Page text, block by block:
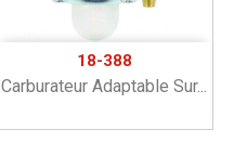
18-388
Carburateur Adaptable Sur...